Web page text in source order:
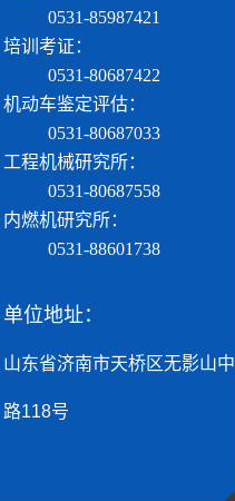
0531-85987421
培训考证：
0531-80687422
机动车鉴定评估：
0531-80687033
工程机械研究所：
0531-80687558
内燃机研究所：
0531-88601738
单位地址：
山东省济南市天桥区无影山中
路118号